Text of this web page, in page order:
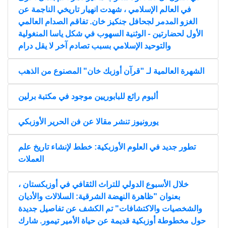
في العالم الإسلامي ، شهدت انهيار تاريخي الناجمة عن
الغزو المدمر لجحافل جنكيز خان. تفاقم الصدام العالمي
الأول لحضارتين - الوثنية السهوب في شكل ياسا المنغولية
والتوحيد الإسلامي بسبب تصادم آخر لا يقل درام
الشهرة العالمية لـ "قرآن أوزبك خان" المصنوع من الذهب
ألبوم رائع للبابوريين موجود في مكتبة برلين
يورونيوز تنشر مقالا عن فن الحرير الأوزبكي
تطور جديد في العلوم الأوزبكية: خطط لإنشاء تاريخ علم
العملات
خلال الأسبوع الدولي للتراث الثقافي في أوزبكستان ،
بعنوان "ظاهرة النهضة الشرقية: السلالات والأديان
والشخصيات والاكتشافات" تم الكشف عن تفاصيل جديدة
حول مخطوطة أوزبكية قديمة عن حياة الأمير تيمور. شارك